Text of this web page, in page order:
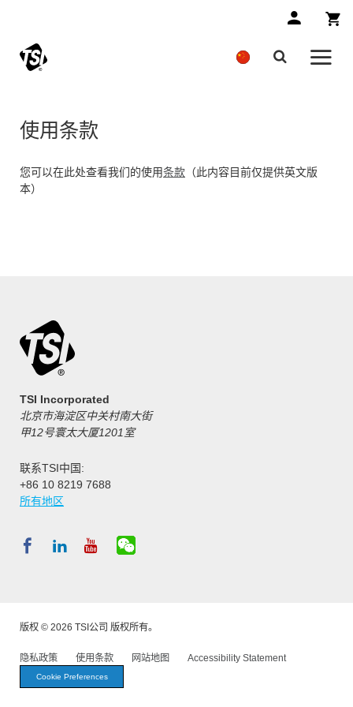
使用条款
您可以在此处查看我们的使用条款 （此内容目前仅提供英文版
本）
TSI Incorporated
北京市海淀区中关村南大街
甲12号寰太大厦1201室
联系TSI中国:
+86 10 8219 7688
所有地区
版权 © 2026 TSI公司 版权所有。
隐私政策 使用条款 网站地图 Accessibility Statement
Cookie Preferences